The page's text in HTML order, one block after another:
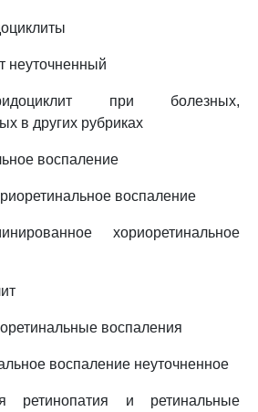
неуточненный
при болезных,
в других рубриках
воспаление
воспаление
хориоретинальное
воспаления
воспаление неуточненное
и ретинальные